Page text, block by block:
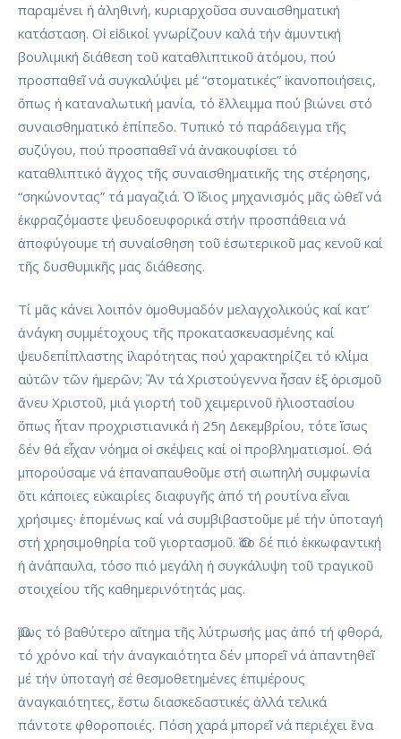
παραμένει ἡ ἀληθινή, κυριαρχοῦσα συναισθηματική
κατάσταση. Οἱ εἰδικοί γνωρίζουν καλά τήν ἀμυντική
βουλιμική διάθεση τοῦ καταθλιπτικοῦ ἀτόμου, πού
προσπαθεῖ νά συγκαλύψει μέ “στοματικές” ἱκανοποιήσεις,
ὅπως ἡ καταναλωτική μανία, τό ἔλλειμμα πού βιώνει στό
συναισθηματικό ἐπίπεδο. Τυπικό τό παράδειγμα τῆς
συζύγου, πού προσπαθεῖ νά ἀνακουφίσει τό
καταθλιπτικό ἄγχος τῆς συναισθηματικῆς της στέρησης,
“σηκώνοντας” τά μαγαζιά. Ὁ ἴδιος μηχανισμός μᾶς ὠθεῖ νά
ἐκφραζόμαστε ψευδοευφορικά στήν προσπάθεια νά
ἀποφύγουμε τή συναίσθηση τοῦ ἐσωτερικοῦ μας κενοῦ καί
τῆς δυσθυμικῆς μας διάθεσης.
Τί μᾶς κάνει λοιπόν ὁμοθυμαδόν μελαγχολικούς καί κατ’
ἀνάγκη συμμέτοχους τῆς προκατασκευασμένης καί
ψευδεπίπλαστης ἱλαρότητας πού χαρακτηρίζει τό κλίμα
αὐτῶν τῶν ἡμερῶν; Ἄν τά Χριστούγεννα ἦσαν ἐξ ὁρισμοῦ
ἄνευ Χριστοῦ, μιά γιορτή τοῦ χειμερινοῦ ἡλιοστασίου
ὅπως ἦταν προχριστιανικά ἡ 25η Δεκεμβρίου, τότε ἴσως
δέν θά εἶχαν νόημα οἱ σκέψεις καί οἱ προβληματισμοί. Θά
μπορούσαμε νά ἐπαναπαυθοῦμε στή σιωπηλή συμφωνία
ὅτι κάποιες εὐκαιρίες διαφυγῆς ἀπό τή ρουτίνα εἶναι
χρήσιμες· ἑπομένως καί νά συμβιβαστοῦμε μέ τήν ὑποταγή
στή χρησιμοθηρία τοῦ γιορτασμοῦ. Ὅσο δέ πιό ἐκκωφαντική
ἡ ἀνάπαυλα, τόσο πιό μεγάλη ἡ συγκάλυψη τοῦ τραγικοῦ
στοιχείου τῆς καθημερινότητάς μας.
Ὅμως τό βαθύτερο αἴτημα τῆς λύτρωσής μας ἀπό τή φθορά,
τό χρόνο καί τήν ἀναγκαιότητα δέν μπορεῖ νά ἀπαντηθεῖ
μέ τήν ὑποταγή σέ θεσμοθετημένες ἐπιμέρους
ἀναγκαιότητες, ἔστω διασκεδαστικές ἀλλά τελικά
πάντοτε φθοροποιές. Πόση χαρά μπορεῖ νά περιέχει ἕνα